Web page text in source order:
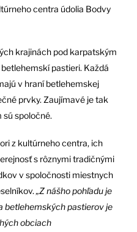
centra údolia Bodvy
krajinách pod karpatským
pastieri. Každá
v hraní betlehemskej
prvky. Zaujímavé je tak
sú spoločné.
z kultúrneho centra, ich
s rôznymi tradičnými
v spoločnosti miestnych
„Z nášho pohľadu je
betlehemských pastierov je
obciach